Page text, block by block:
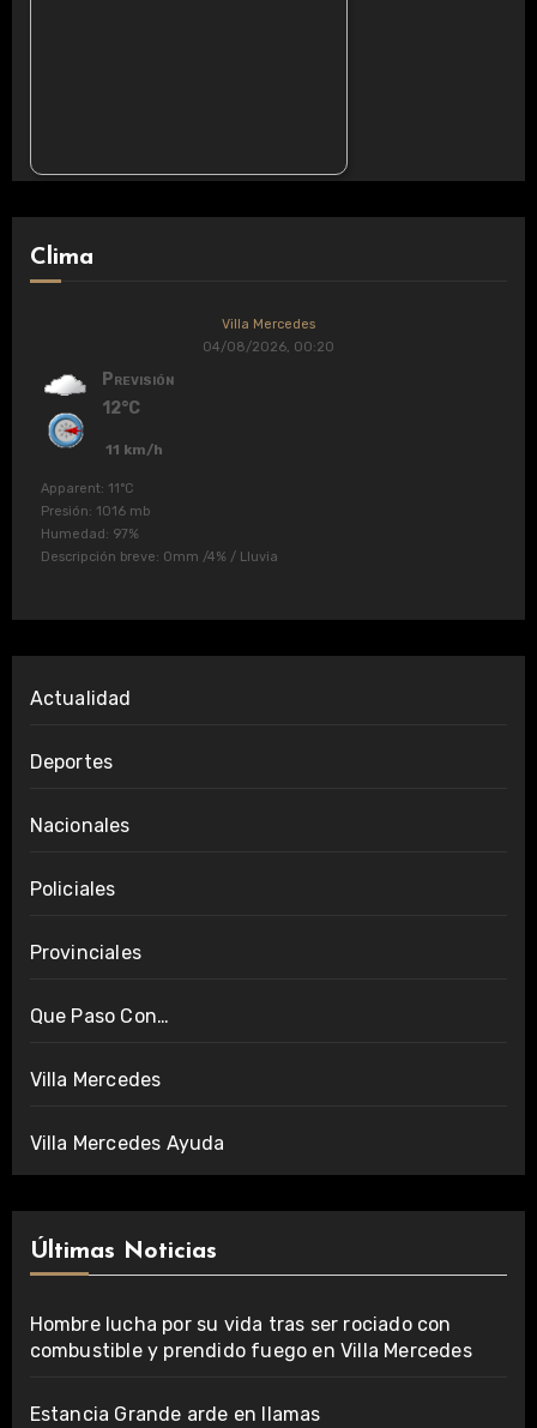
Clima
Villa Mercedes
04/08/2026, 00:20
Previsión
12°C
11 km/h
Apparent: 11°C
Presión: 1016 mb
Humedad: 97%
Descripción breve: 0mm /4% / Lluvia
Actualidad
Deportes
Nacionales
Policiales
Provinciales
Que Paso Con…
Villa Mercedes
Villa Mercedes Ayuda
Últimas Noticias
Hombre lucha por su vida tras ser rociado con
combustible y prendido fuego en Villa Mercedes
Estancia Grande arde en llamas